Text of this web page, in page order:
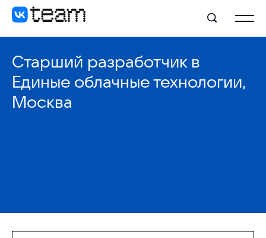
Старший разработчик в
Единые облачные технологии,
Москва